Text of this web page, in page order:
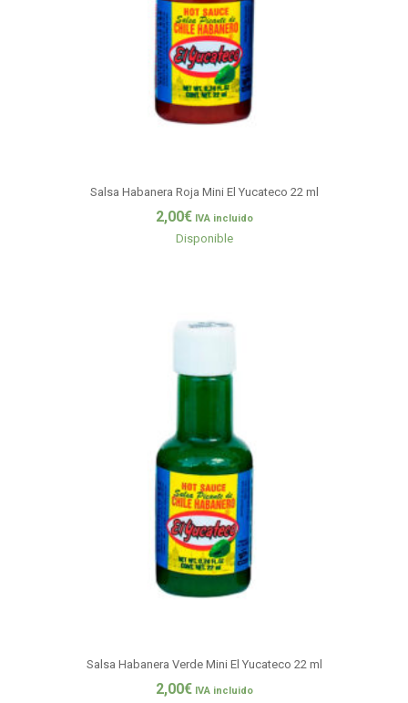
Salsa Habanera Roja Mini El Yucateco 22 ml
2,00€ IVA incluido
Disponible
Salsa Habanera Verde Mini El Yucateco 22 ml
2,00€ IVA incluido